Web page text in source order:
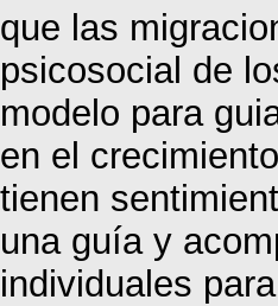
que las
psicosocial de
modelo para
en el
tienen
una guía y
individuales